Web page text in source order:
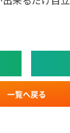
一覧へ戻る